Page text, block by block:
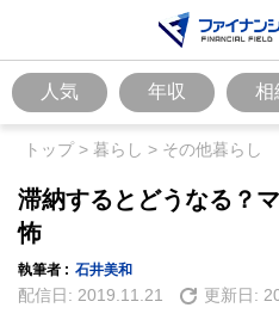
人気 年収 相
トップ> 暮らし > その他暮らし
滞納するとどうなる？
怖
執筆者 : 石井美和
配信日: 2019.11.21 更新日: